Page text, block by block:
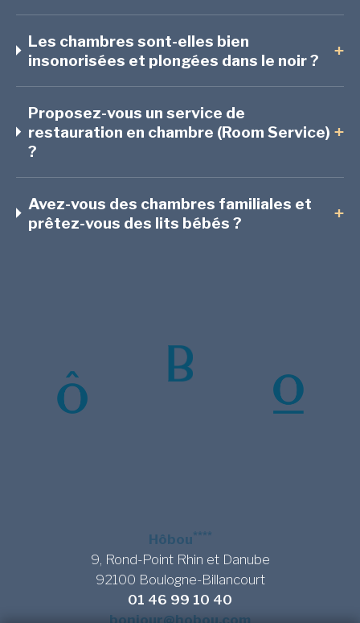
Les chambres sont-elles bien
insonorisées et plongées dans le noir ?
+
Proposez-vous un service de
restauration en chambre (Room Service)
?
+
Avez-vous des chambres familiales et
prêtez-vous des lits bébés ?
+
Hôbou****
9, Rond-Point Rhin et Danube
92100 Boulogne-Billancourt
01 46 99 10 40
bonjour@hobou.com